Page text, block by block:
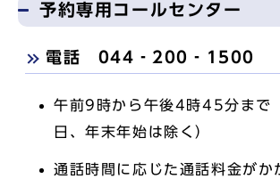
予約専用コールセンター
電話 044‐200‐1500
午前9時から午後4時45分まで
日、年末年始は除く）
通話時間に応じた通話料金がか